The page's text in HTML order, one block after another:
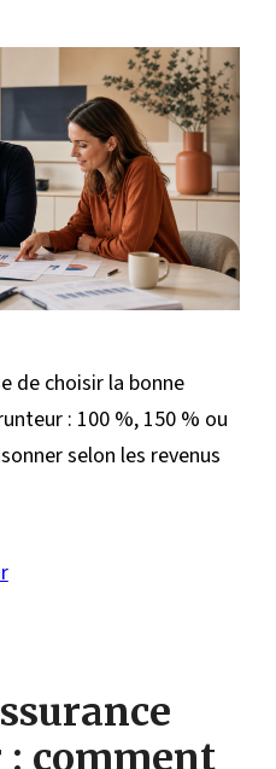
de choisir la bonne
: 100 %, 150 % ou
selon les revenus
comment